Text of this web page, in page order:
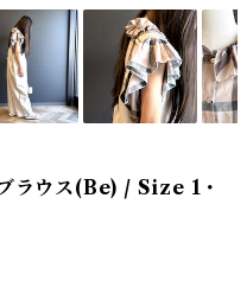
ラウス(Be) / Size 1・